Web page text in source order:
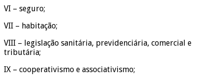
VI – seguro;
VII – habitação;
VIII – legislação sanitária, previdenciária, comercial e
tributária;
IX – cooperativismo e associativismo;